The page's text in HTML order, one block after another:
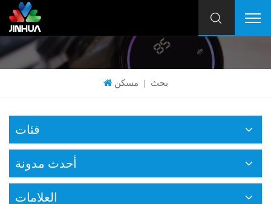
مسكن | بحث
فئات
أحدث مدونة
العلامات